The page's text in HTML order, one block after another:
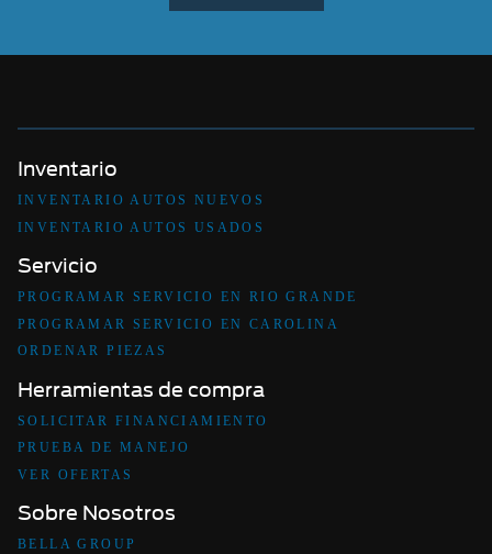
Inventario
INVENTARIO AUTOS NUEVOS
INVENTARIO AUTOS USADOS
Servicio
PROGRAMAR SERVICIO EN RIO GRANDE
PROGRAMAR SERVICIO EN CAROLINA
ORDENAR PIEZAS
Herramientas de compra
SOLICITAR FINANCIAMIENTO
PRUEBA DE MANEJO
VER OFERTAS
Sobre Nosotros
BELLA GROUP